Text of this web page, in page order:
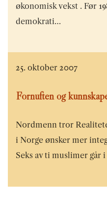
økonomisk vekst . Før
demokrati…
25. oktober 2007
Fornuften og
Nordmenn tror
i Norge ønsker mer
Seks av ti muslimer går